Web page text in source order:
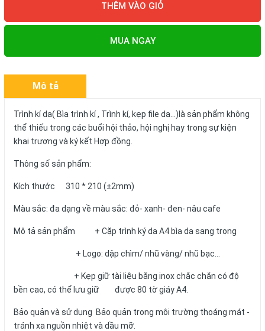
THÊM VÀO GIỎ
MUA NGAY
Mô tả
Trình kí da( Bìa trình kí , Trình kí, kẹp file da...)là sản phẩm không
thể thiếu trong các buổi hội thảo, hội nghị hay trong sự kiện
khai trương và ký kết Hợp đồng.
Thông số sản phẩm:
Kích thước 310 * 210 (±2mm)
Màu sắc: đa dạng về màu sắc: đỏ- xanh- đen- nâu cafe
Mô tả sản phẩm + Cặp trình ký da A4 bìa da sang trọng
+ Logo: dập chìm/ nhũ vàng/ nhũ bạc...
+ Kẹp giữ tài liệu bằng inox chắc chắn có độ
bền cao, có thể lưu giữ được 80 tờ giáy A4.
Bảo quản và sử dụng Bảo quản trong môi trường thoáng mát -
tránh xa nguồn nhiệt và dầu mỡ.